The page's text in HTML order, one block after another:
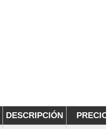
DESCRIPCIÓN PRECIO